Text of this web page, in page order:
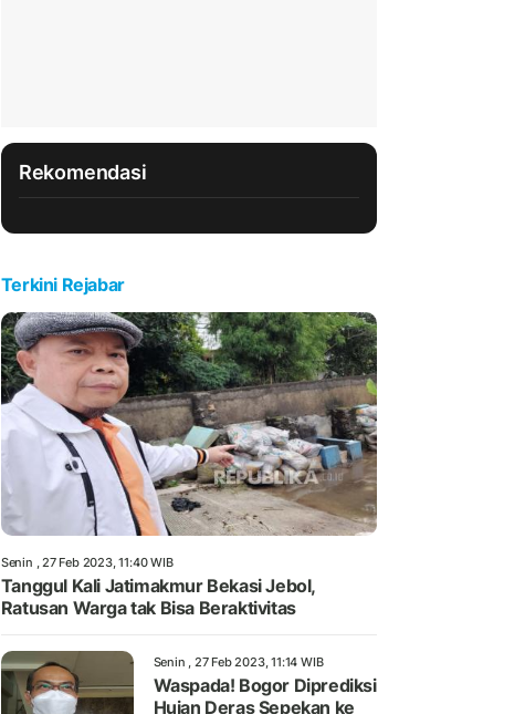
Rekomendasi
Terkini Rejabar
Senin , 27 Feb 2023, 11:40 WIB
Tanggul Kali Jatimakmur Bekasi Jebol,
Ratusan Warga tak Bisa Beraktivitas
Senin , 27 Feb 2023, 11:14 WIB
Waspada! Bogor Diprediksi
Hujan Deras Sepekan ke